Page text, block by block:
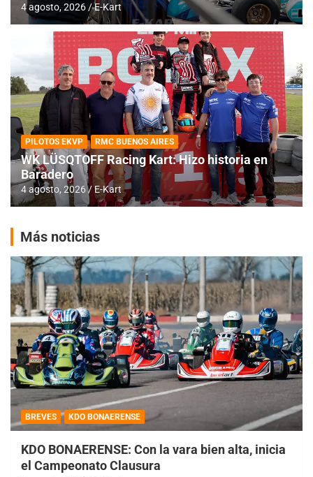
4 agosto, 2026 E-Kart
PILOTOS EKVP RMC BUENOS AIRES
WK LÜSQTOFF Racing Kart: Hizo historia en
Baradero
4 agosto, 2026 E-Kart
Más noticias
BREVES KDO BONAERENSE
KDO BONAERENSE: Con la vara bien alta, inicia
el Campeonato Clausura